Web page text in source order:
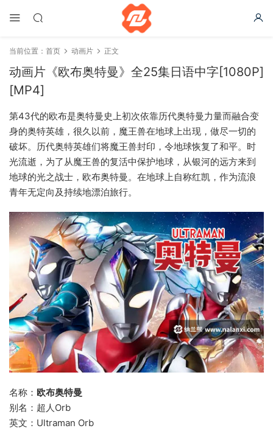
当前位置： 首页 动画片 正文
动画片《欧布奥特曼》全25集日语中字[1080P]
[MP4]
第43代的欧布是奥特曼史上初次依靠历代奥特曼力量而融合变
身的奥特英雄，很久以前，魔王兽在地球上出现，做尽一切的
破坏。历代奥特英雄们将魔王兽封印，令地球恢复了和平。时
光流逝，为了从魔王兽的复活中保护地球，从银河的远方来到
地球的光之战士，欧布奥特曼。在地球上自称红凯，作为流浪
青年无定向及持续地漂泊旅行。
名称： 欧布奥特曼
别名：超人Orb
英文：Ultraman Orb